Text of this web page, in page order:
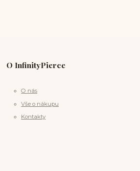
O InfinityPierce
O nás
Vše o nákupu
Kontakty